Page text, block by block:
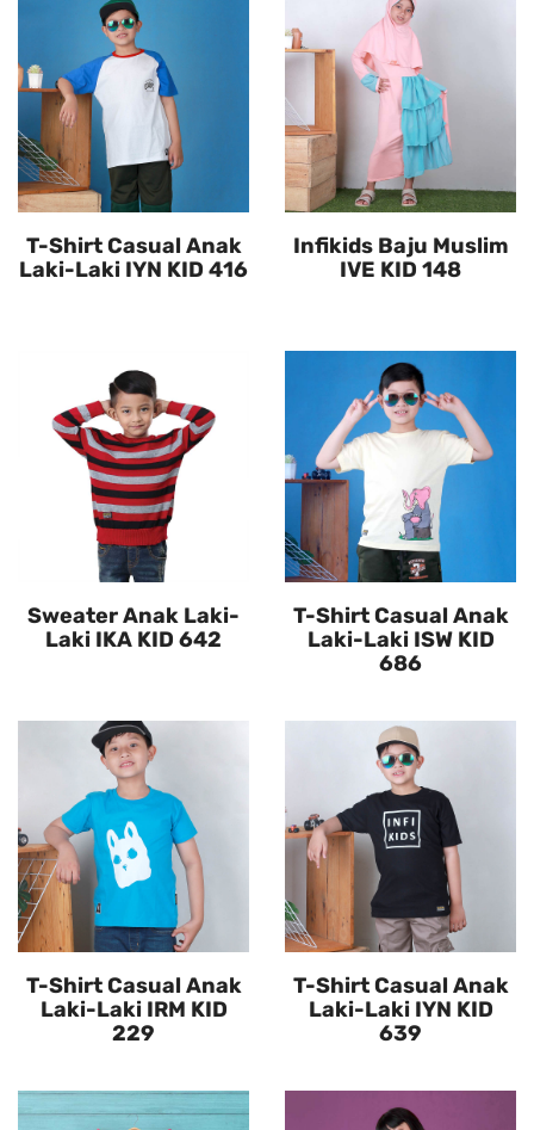
T-Shirt Casual Anak
Laki-Laki IYN KID 416
Infikids Baju Muslim
IVE KID 148
Sweater Anak Laki-
Laki IKA KID 642
T-Shirt Casual Anak
Laki-Laki ISW KID
686
T-Shirt Casual Anak
Laki-Laki IRM KID
229
T-Shirt Casual Anak
Laki-Laki IYN KID
639